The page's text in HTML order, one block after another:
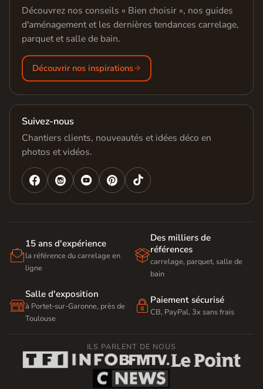
Découvrez nos conseils « Bien choisir », nos guides
d'aménagement et les dernières tendances carrelage,
parquet et salle de bain.
Découvrir nos inspirations
Suivez-nous
Chantiers clients, nouveautés et idées déco en
photos et vidéos.
   

15 ans d'expérience
la référence du carrelage en
ligne

Des milliers de
références
carrelage, parquet, salle de
bain

Salle d'exposition
à Portet-sur-Garonne, près de
Toulouse
 Paiement sécurisé
CB, PayPal, 3x sans frais
ILS PARLENT DE NOUS